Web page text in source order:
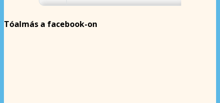
Tóalmás a facebook-on